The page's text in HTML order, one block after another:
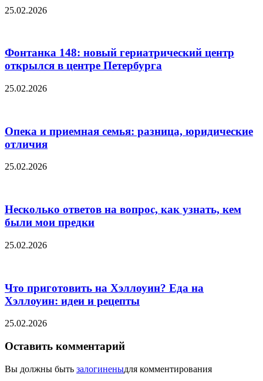
25.02.2026
Фонтанка 148: новый гериатрический центр
открылся в центре Петербурга
25.02.2026
Опека и приемная семья: разница, юридические
отличия
25.02.2026
Несколько ответов на вопрос, как узнать, кем
были мои предки
25.02.2026
Что приготовить на Хэллоуин? Еда на
Хэллоуин: идеи и рецепты
25.02.2026
Оставить комментарий
Вы должны быть залогиненыдля комментирования